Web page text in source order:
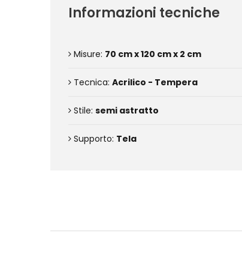
Informazioni tecniche
Misure: 70 cm x 120 cm x 2 cm
Tecnica: Acrilico - Tempera
Stile: semi astratto
Supporto: Tela